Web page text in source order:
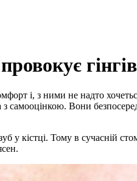
і, з ними не надто
самооцінкою. Вони
кістці. Тому в сучасній